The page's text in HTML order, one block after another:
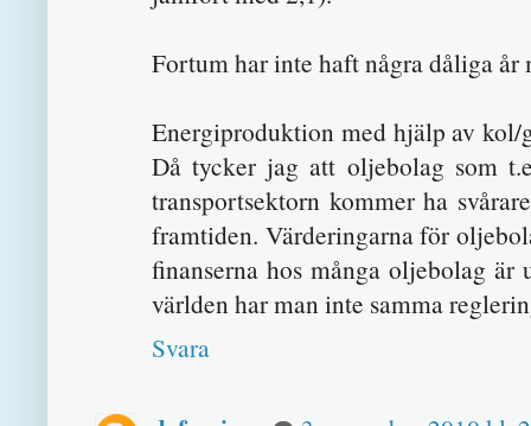
Fortum har inte haft några dåliga år
Energiproduktion med hjälp av kol/
Då tycker jag att oljebolag som
transportsektorn kommer ha
framtiden. Värderingarna för
finanserna hos många oljebolag
världen har man inte samma
Svara